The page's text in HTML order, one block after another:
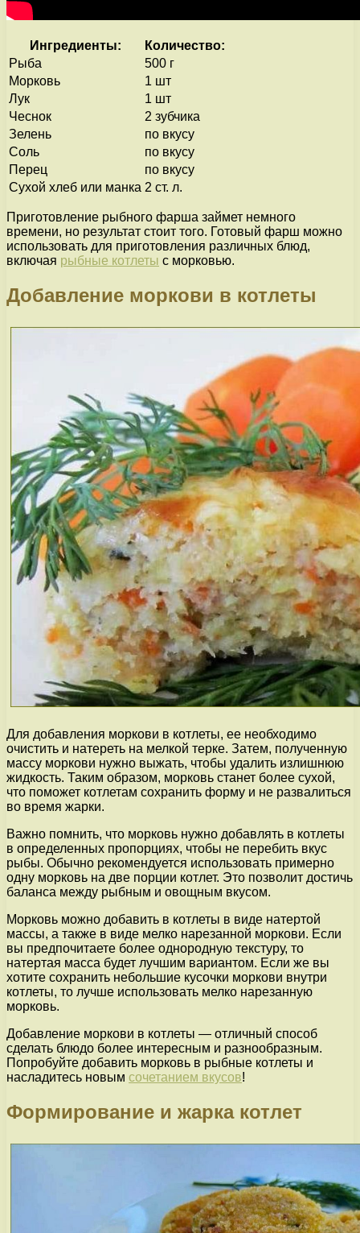
Ингредиенты:
Количество:
Рыба
500 г
Морковь
1 шт
Лук
1 шт
Чеснок
2 зубчика
Зелень
по вкусу
Соль
по вкусу
Перец
по вкусу
Сухой хлеб или манка 2 ст. л.
Приготовление рыбного фарша займет немного
времени, но результат стоит того. Готовый фарш можно
использовать для приготовления различных блюд,
включая рыбные котлеты с морковью.
Добавление моркови в котлеты
Для добавления моркови в котлеты, ее необходимо
очистить и натереть на мелкой терке. Затем, полученную
массу моркови нужно выжать, чтобы удалить излишнюю
жидкость. Таким образом, морковь станет более сухой,
что поможет котлетам сохранить форму и не развалиться
во время жарки.
Важно помнить, что морковь нужно добавлять в котлеты
в определенных пропорциях, чтобы не перебить вкус
рыбы. Обычно рекомендуется использовать примерно
одну морковь на две порции котлет. Это позволит достичь
баланса между рыбным и овощным вкусом.
Морковь можно добавить в котлеты в виде натертой
массы, а также в виде мелко нарезанной моркови. Если
вы предпочитаете более однородную текстуру, то
натертая масса будет лучшим вариантом. Если же вы
хотите сохранить небольшие кусочки моркови внутри
котлеты, то лучше использовать мелко нарезанную
морковь.
Добавление моркови в котлеты — отличный способ
сделать блюдо более интересным и разнообразным.
Попробуйте добавить морковь в рыбные котлеты и
насладитесь новым сочетанием вкусов!
Формирование и жарка котлет